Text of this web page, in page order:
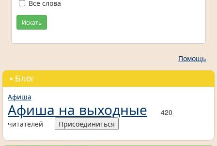
Все слова
Искать
Помощь
• Блог
Афиша
Афиша на выходные
420
читателей
Присоединиться